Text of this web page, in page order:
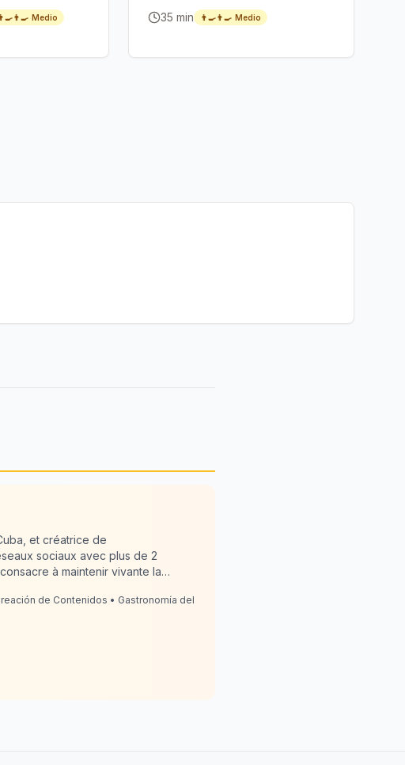
Medio 35 min 👨‍🍳👨‍🍳 Medio
et créatrice de
sociaux avec plus de 2
à maintenir vivante la
mère". RecetaCubana.app
de Contenidos • Gastronomía del